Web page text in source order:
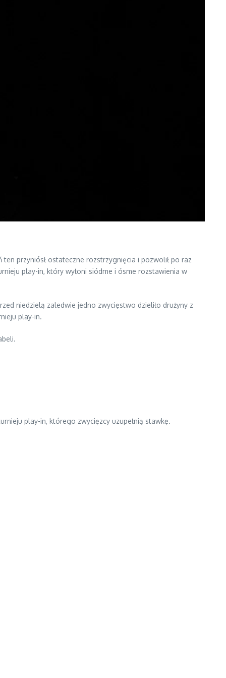
ten przyniósł ostateczne rozstrzygnięcia i pozwolił po raz
play-in, który wyłoni siódme i ósme rozstawienia w
niedzielą zaledwie jedno zwycięstwo dzieliło drużyny z
play-in.
play-in, którego zwycięzcy uzupełnią stawkę.